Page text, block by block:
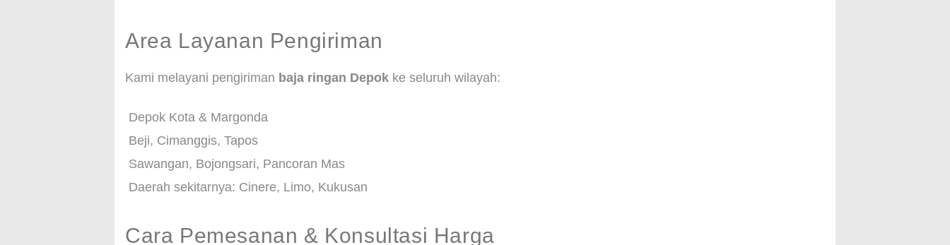
Area Layanan Pengiriman
Kami melayani pengiriman baja ringan Depok ke seluruh wilayah:
Depok Kota & Margonda
Beji, Cimanggis, Tapos
Sawangan, Bojongsari, Pancoran Mas
Daerah sekitarnya: Cinere, Limo, Kukusan
Cara Pemesanan & Konsultasi Harga